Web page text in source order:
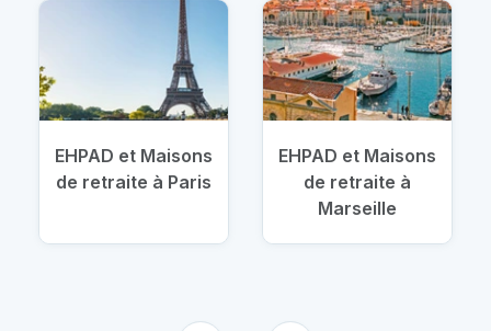
EHPAD et Maisons
de retraite à Paris
EHPAD et Maisons
de retraite à
Marseille